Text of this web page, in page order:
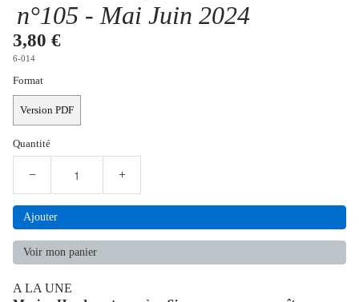
n°105 - Mai Juin 2024
3,80 €
6-014
Format
Version PDF
Quantité
− +
Ajouter
Voir mon panier
A LA UNE